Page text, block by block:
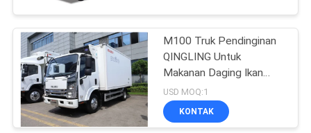
TUR
PABRIK
KONTROL
KUALITAS
Unit Pendingin
Thermo King Van
21
Truck
M100 Truk Pendinginan
QINGLING Untuk
Makanan Daging Ikan
Transportasi Freezer
Carrier Citimax 500+ Unit
pendingin
USD MOQ:1
KONTAK